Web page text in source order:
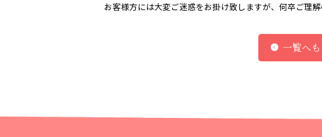
お客様方には大変ご迷惑をお掛け致しますが、何卒ご理解
一覧へ